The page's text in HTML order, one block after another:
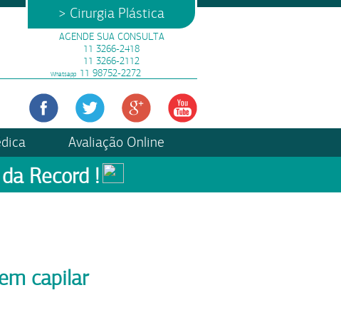
> Cirurgia Plástica
AGENDE SUA CONSULTA
11 3266-2418
11 3266-2112
Whatsapp 11 98752-2272
Avaliação Online
Record !
capilar